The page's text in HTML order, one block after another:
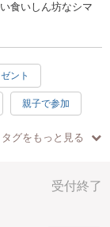
食いしん坊なシマ
ント
親子で参加
3時間
タグをもっと見る
受付終了